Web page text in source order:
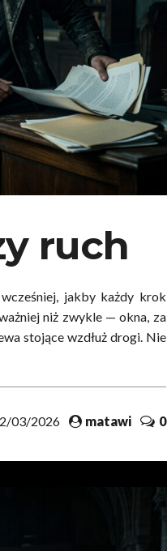
ruch
jakby każdy krok
niż zwykle — okna, za
stojące wzdłuż drogi. Nie
03/2026 matawi 0